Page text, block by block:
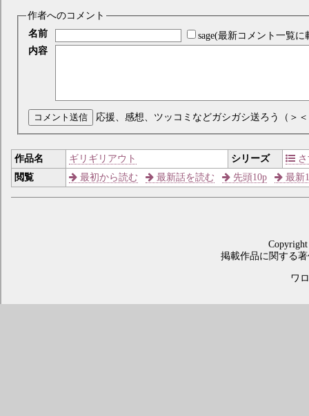
作者へのコメント
名前
sage(最新コメント一覧に
内容
コメント送信 応援、感想、ツッコミなどガシガシ送ろう（＞
作品名 ギリギリアウト シリーズ
閲覧
最初から読む 最新話を読む 先頭10p 最新
掲載作品に関する
ワ